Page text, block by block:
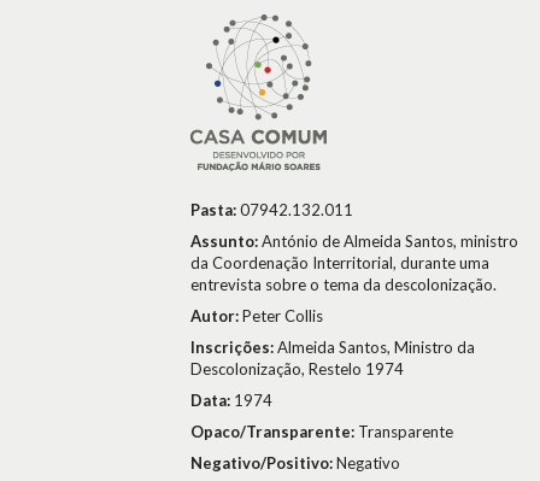
Pasta:07942.132.011
Assunto:António de Almeida Santos, ministro
da Coordenação Interritorial, durante uma
entrevista sobre o tema da descolonização.
Autor:Peter Collis
Inscrições:Almeida Santos, Ministro da
Descolonização, Restelo 1974
Data: 1974
Opaco/Transparente: Transparente
Negativo/Positivo:Negativo